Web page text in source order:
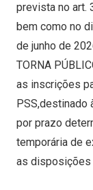
prevista no art.
bem como no
de junho de
TORNA
as inscrições
PSS,destinado
por prazo
temporária de
as disposições